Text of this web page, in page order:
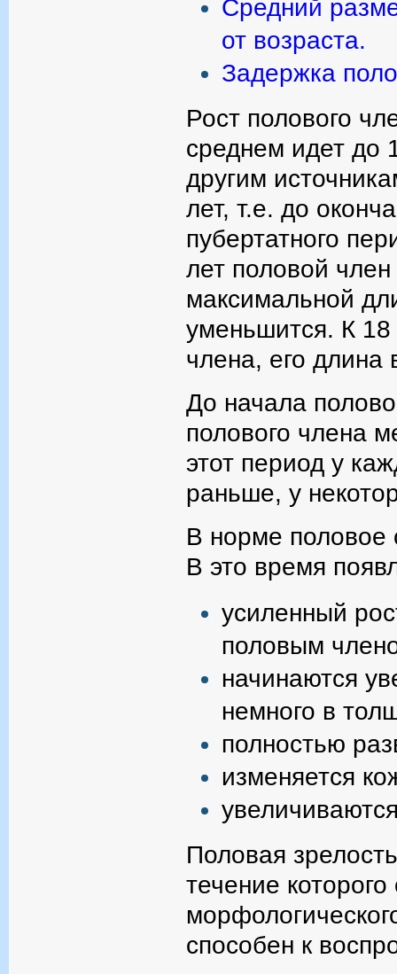
Средний
от возраста.
Задержка
Рост полового
среднем идет до
другим
лет, т.е. до
пубертатного
лет половой член
максимальной
уменьшится. К 18
члена, его
До начала
полового члена
этот период у
раньше, у
В норме половое
В это время
усиленный
половым
начинаются
немного в
полностью
изменяется
Половая
течение
способен к